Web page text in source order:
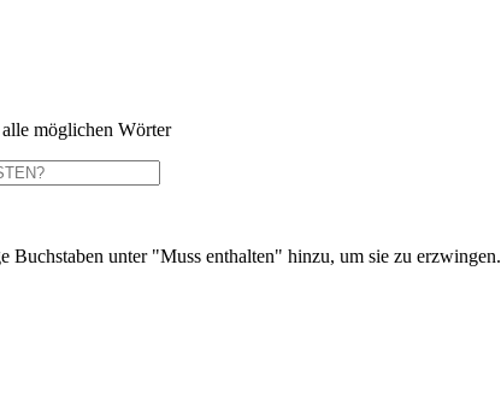
möglichen Wörter
Buchstaben unter "Muss enthalten" hinzu, um sie zu erzwingen.